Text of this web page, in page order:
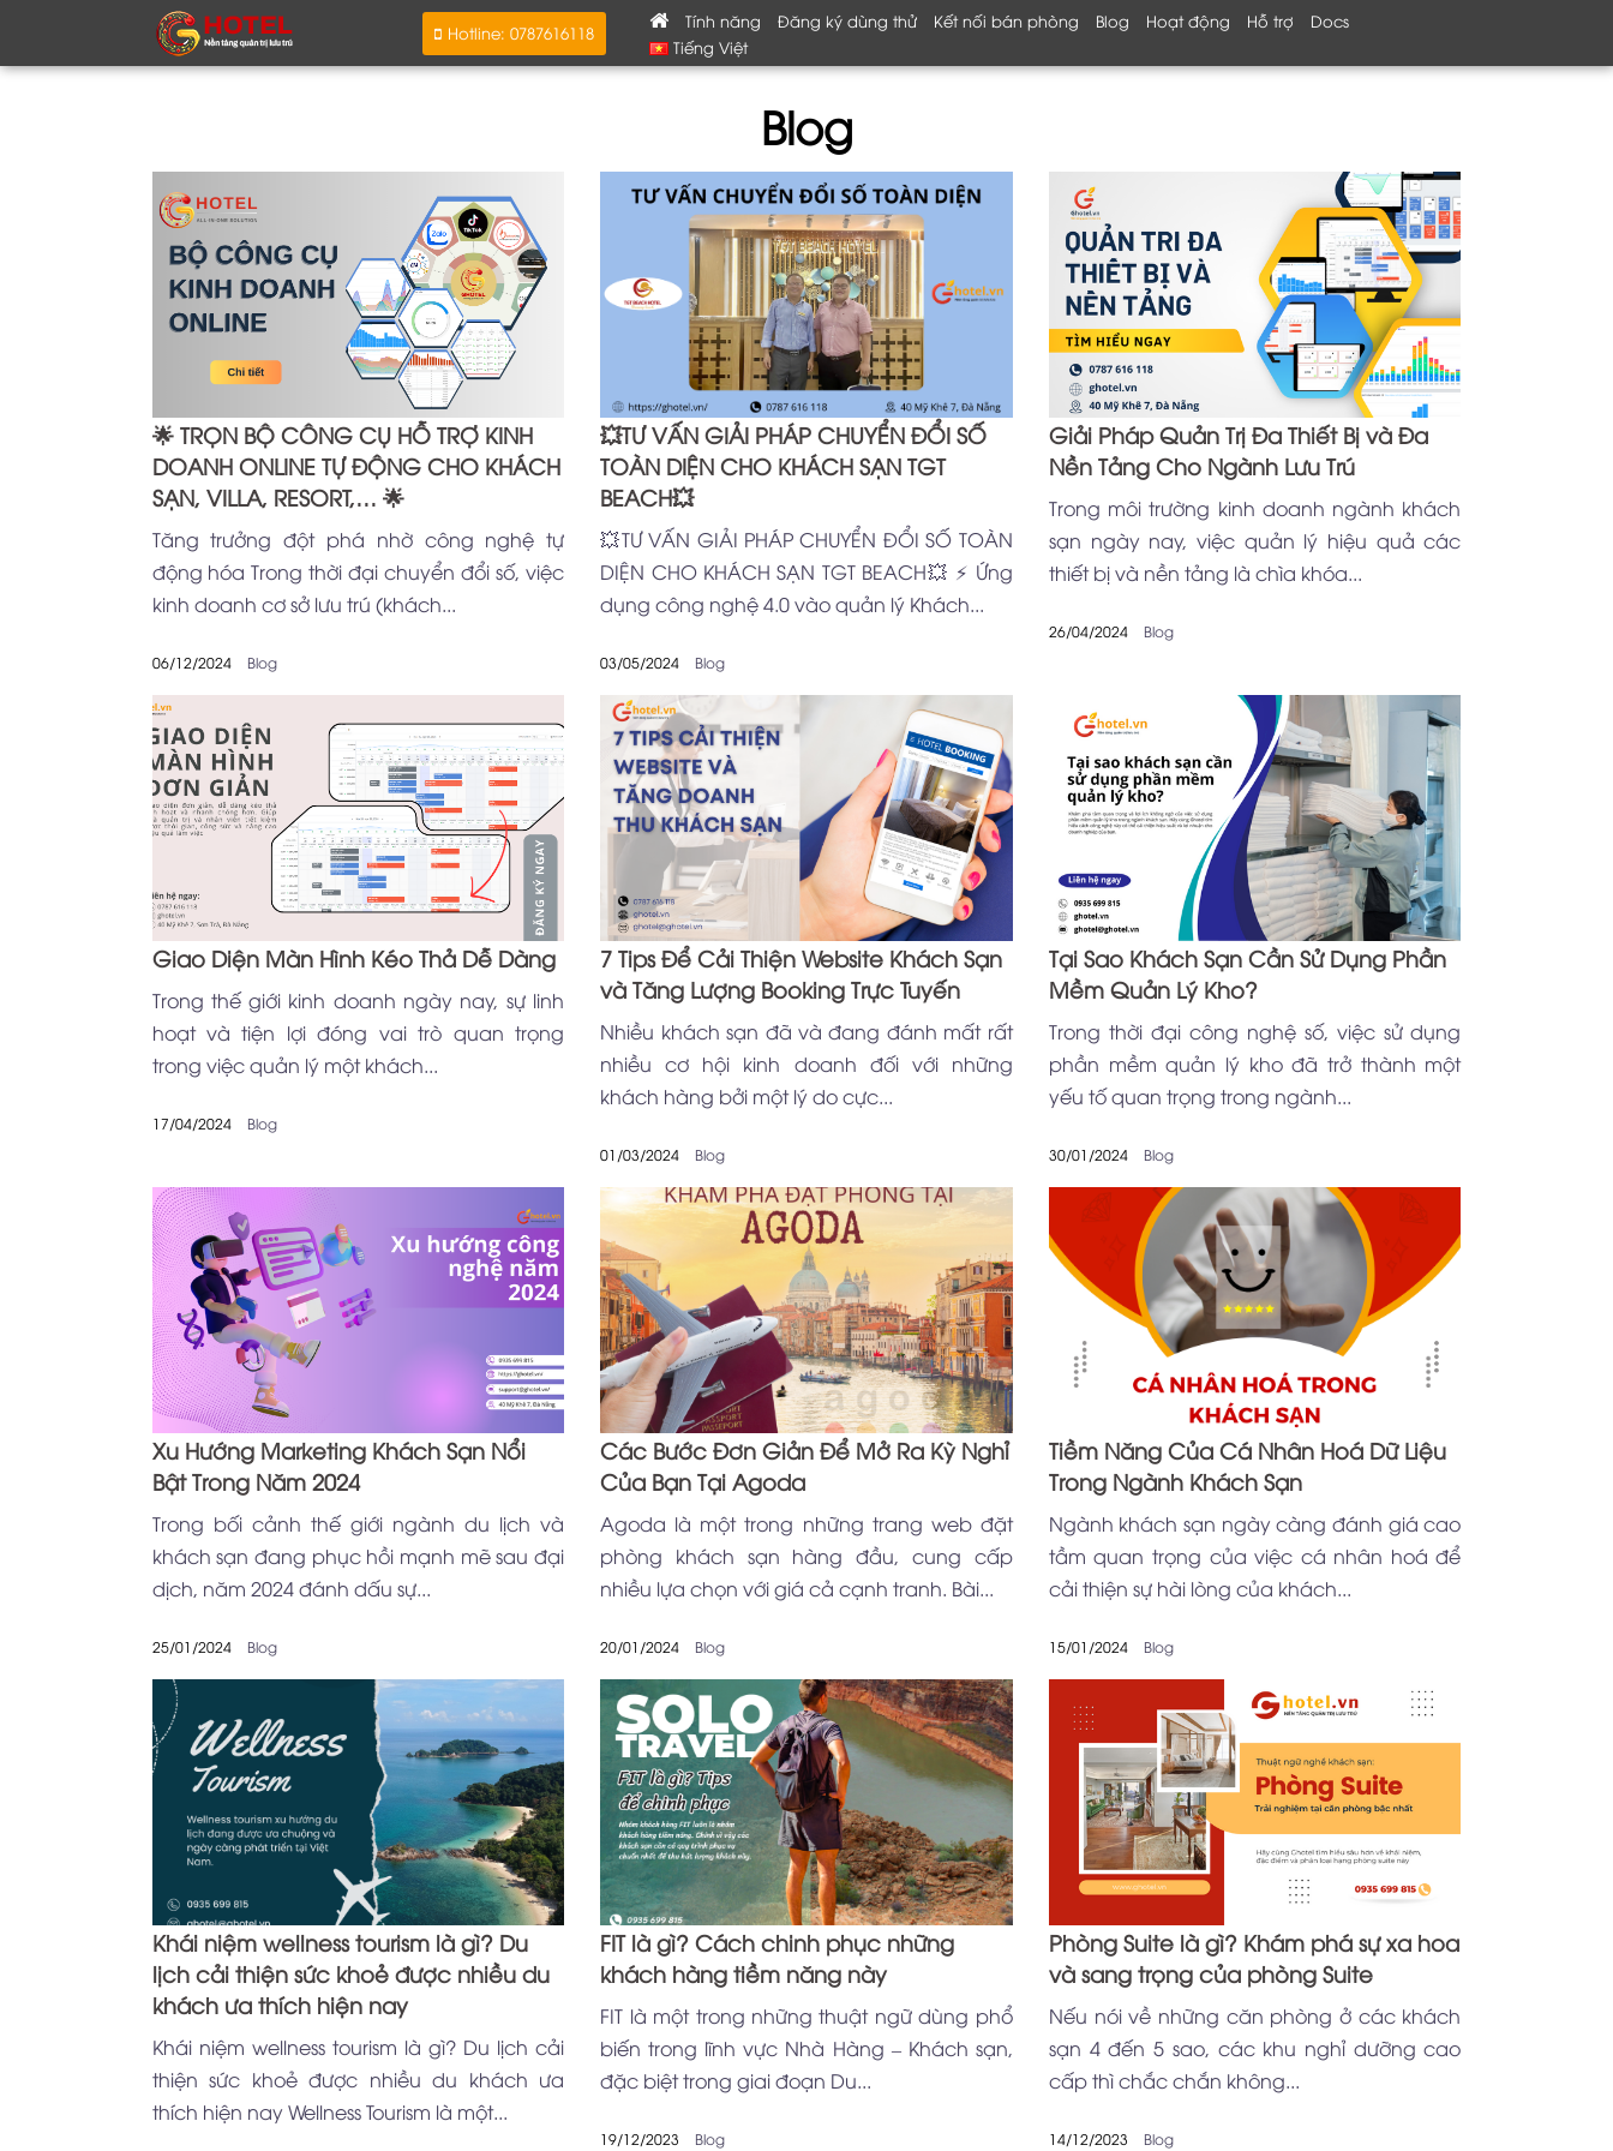
Hotline: 0787616118
Tính năng Đăng ký dùng thử Kết nối bán phòng Blog Hoạt động Hỗ trợ
Docs
Tiếng Việt
Blog
🌟 TRỌN BỘ CÔNG CỤ HỖ TRỢ KINH
DOANH ONLINE TỰ ĐỘNG CHO KHÁCH
SẠN, VILLA, RESORT,… 🌟
Tăng trưởng đột phá nhờ công nghệ tự
động hóa Trong thời đại chuyển đổi số, việc
kinh doanh cơ sở lưu trú (khách...
06/12/2024 Blog
💥TƯ VẤN GIẢI PHÁP CHUYỂN ĐỔI SỐ
TOÀN DIỆN CHO KHÁCH SẠN TGT
BEACH💥
💥TƯ VẤN GIẢI PHÁP CHUYỂN ĐỔI SỐ TOÀN
DIỆN CHO KHÁCH SẠN TGT BEACH💥 ⚡ Ứng
dụng công nghệ 4.0 vào quản lý Khách...
03/05/2024 Blog
Giải Pháp Quản Trị Đa Thiết Bị và Đa
Nền Tảng Cho Ngành Lưu Trú
Trong môi trường kinh doanh ngành khách
sạn ngày nay, việc quản lý hiệu quả các
thiết bị và nền tảng là chìa khóa...
26/04/2024 Blog
Giao Diện Màn Hình Kéo Thả Dễ Dàng
Trong thế giới kinh doanh ngày nay, sự linh
hoạt và tiện lợi đóng vai trò quan trọng
trong việc quản lý một khách...
17/04/2024 Blog
7 Tips Để Cải Thiện Website Khách Sạn
và Tăng Lượng Booking Trực Tuyến
Nhiều khách sạn đã và đang đánh mất rất
nhiều cơ hội kinh doanh đối với những
khách hàng bởi một lý do cực...
01/03/2024 Blog
Tại Sao Khách Sạn Cần Sử Dụng Phần
Mềm Quản Lý Kho?
Trong thời đại công nghệ số, việc sử dụng
phần mềm quản lý kho đã trở thành một
yếu tố quan trọng trong ngành...
30/01/2024 Blog
Xu Hướng Marketing Khách Sạn Nổi
Bật Trong Năm 2024
Trong bối cảnh thế giới ngành du lịch và
khách sạn đang phục hồi mạnh mẽ sau đại
dịch, năm 2024 đánh dấu sự...
25/01/2024 Blog
Các Bước Đơn Giản Để Mở Ra Kỳ Nghỉ
Của Bạn Tại Agoda
Agoda là một trong những trang web đặt
phòng khách sạn hàng đầu, cung cấp
nhiều lựa chọn với giá cả cạnh tranh. Bài...
20/01/2024 Blog
Tiềm Năng Của Cá Nhân Hoá Dữ Liệu
Trong Ngành Khách Sạn
Ngành khách sạn ngày càng đánh giá cao
tầm quan trọng của việc cá nhân hoá để
cải thiện sự hài lòng của khách...
15/01/2024 Blog
Khái niệm wellness tourism là gì? Du
lịch cải thiện sức khoẻ được nhiều du
khách ưa thích hiện nay
Khái niệm wellness tourism là gì? Du lịch cải
thiện sức khoẻ được nhiều du khách ưa
thích hiện nay Wellness Tourism là một...
FIT là gì? Cách chinh phục những
khách hàng tiềm năng này
FIT là một trong những thuật ngữ dùng phổ
biến trong lĩnh vực Nhà Hàng – Khách sạn,
đặc biệt trong giai đoạn Du...
19/12/2023 Blog
Phòng Suite là gì? Khám phá sự xa hoa
và sang trọng của phòng Suite
Nếu nói về những căn phòng ở các khách
sạn 4 đến 5 sao, các khu nghỉ dưỡng cao
cấp thì chắc chắn không...
14/12/2023 Blog